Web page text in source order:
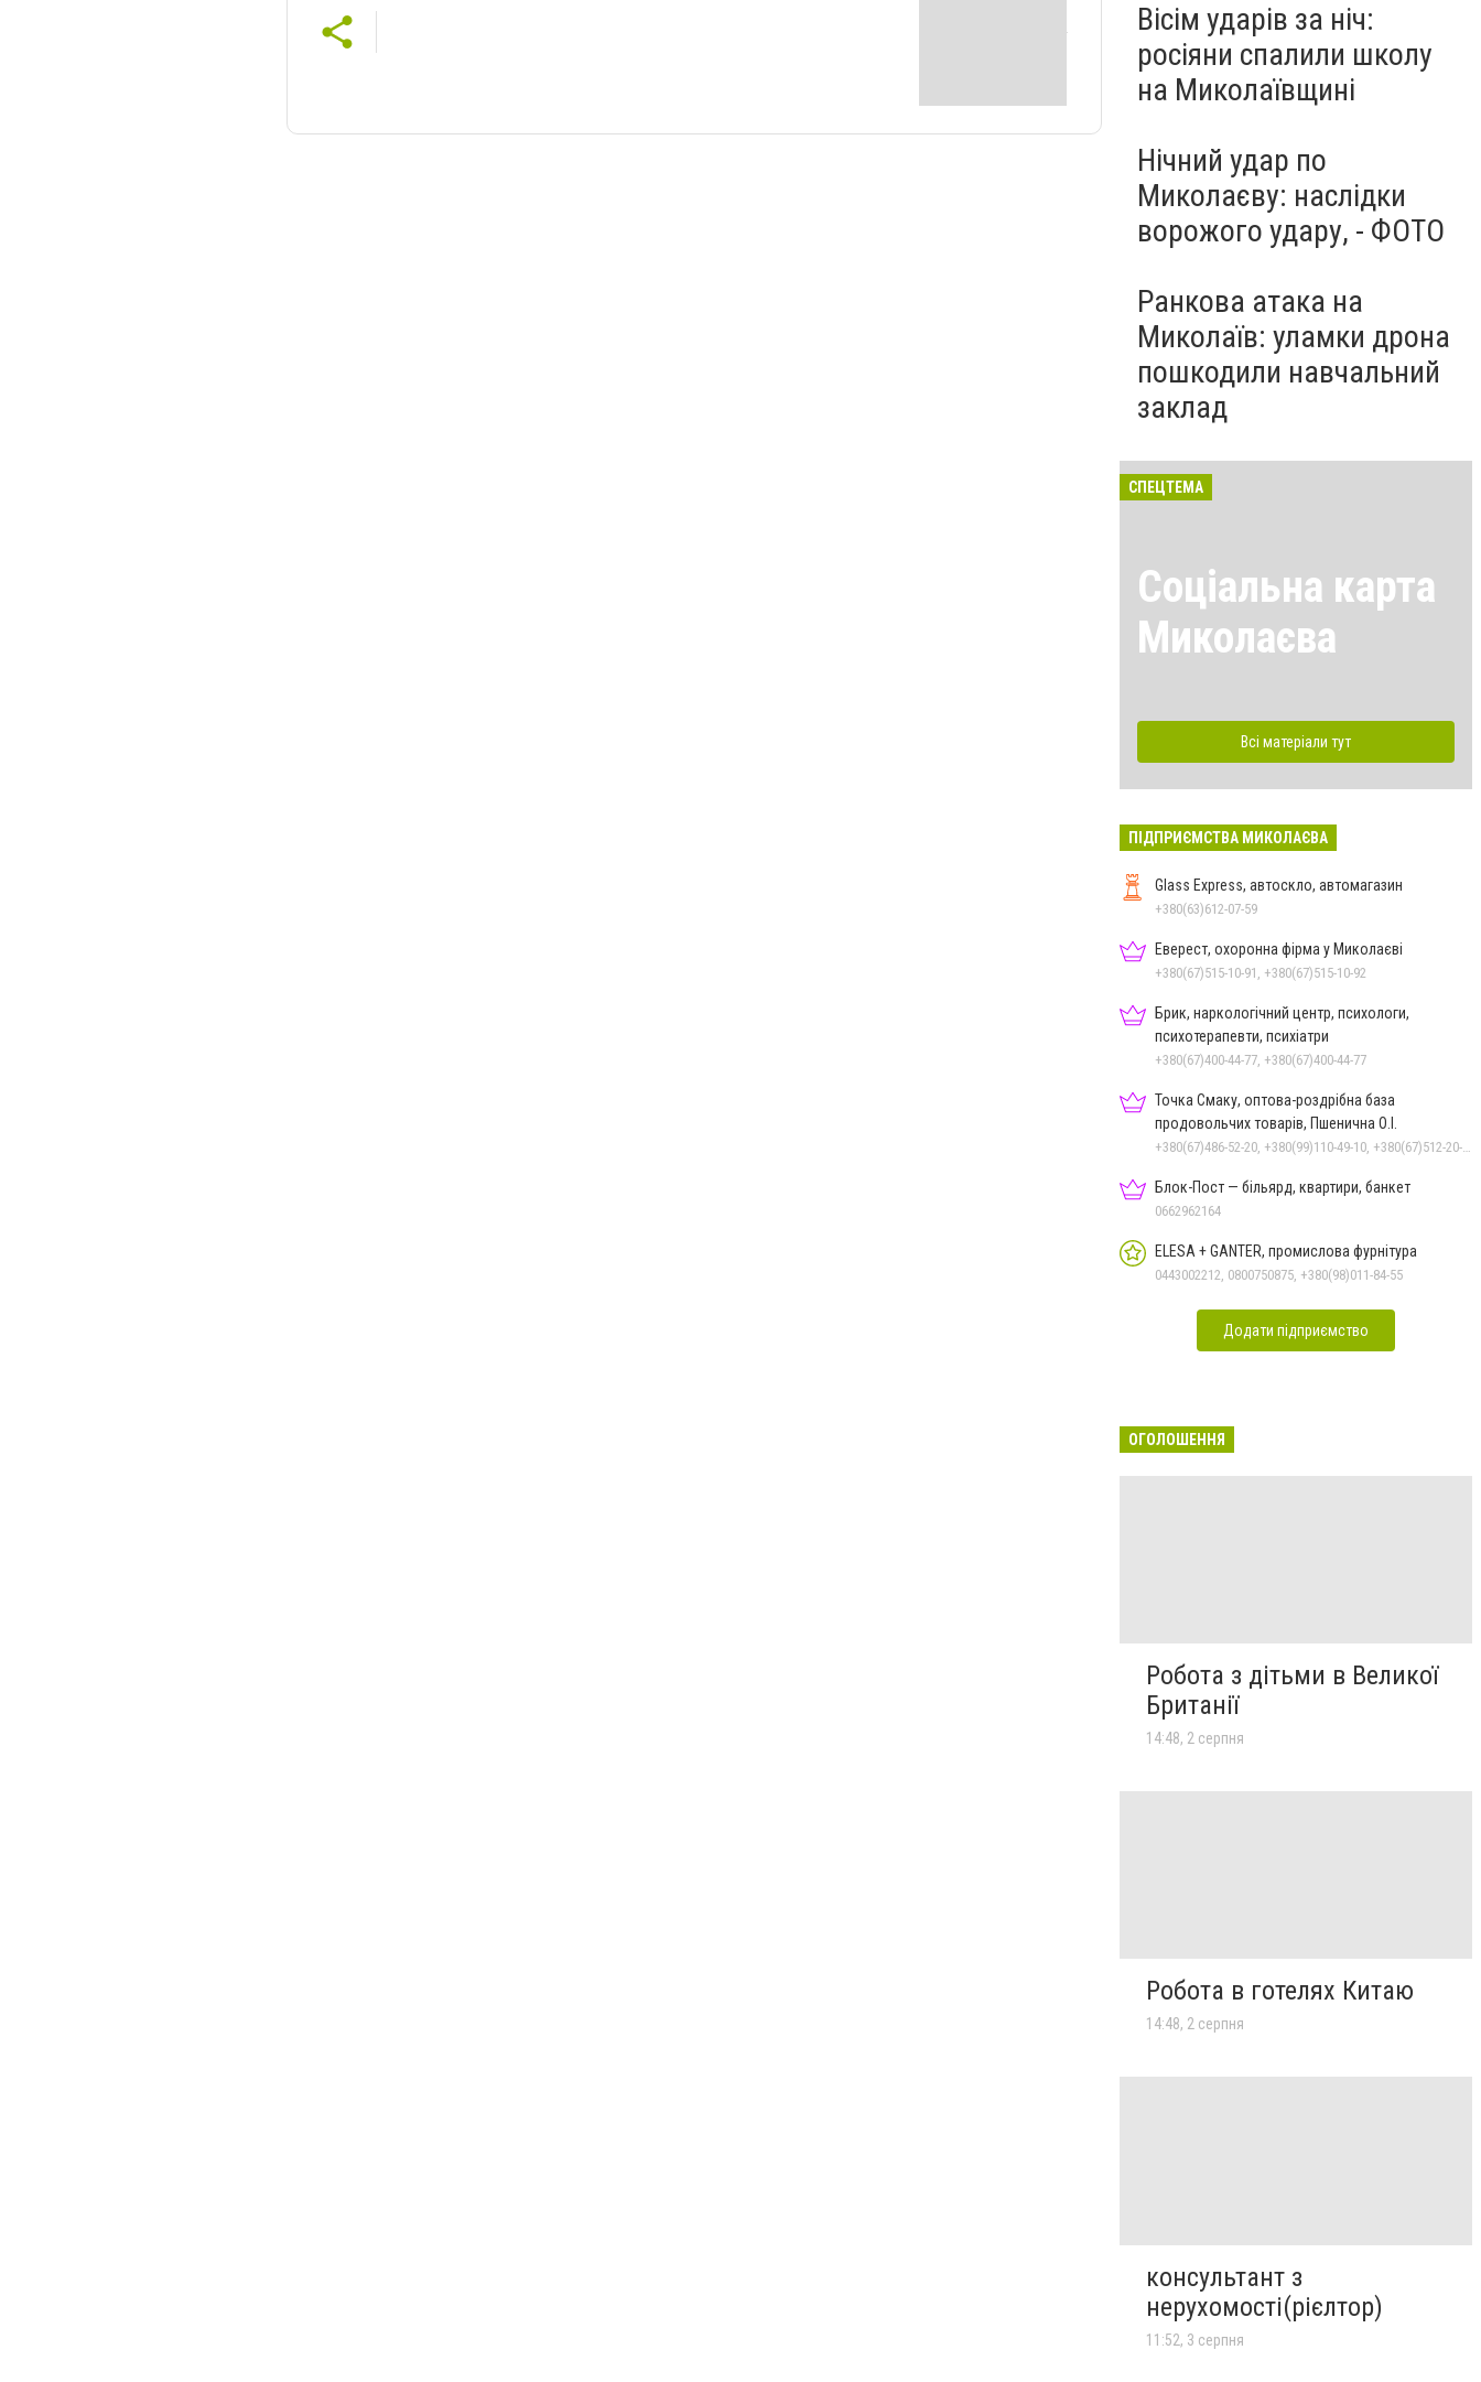
Вісім ударів за ніч:
росіяни спалили школу
на Миколаївщині
Нічний удар по
Миколаєву: наслідки
ворожого удару, - ФОТО
Ранкова атака на
Миколаїв: уламки дрона
пошкодили навчальний
заклад
СПЕЦТЕМА
Соціальна карта
Миколаєва
Всі матеріали тут
ПІДПРИЄМСТВА МИКОЛАЄВА
Glass Express, автоскло, автомагазин
+380(63)612-07-59
Еверест, охоронна фірма у Миколаєві
+380(67)515-10-91, +380(67)515-10-92
Брик, наркологічний центр, психологи,
психотерапевти, психіатри
+380(67)400-44-77, +380(67)400-44-77
Точка Смаку, оптова-роздрібна база
продовольчих товарів, Пшенична О.І.
Блок-Пост — більярд, квартири, банкет
0662962164
ELESA + GANTER, промислова фурнітура
0443002212, 0800750875, +380(98)011-84-55
Додати підприємство
ОГОЛОШЕННЯ
Робота з дітьми в Великої
Британії
14:48, 2 серпня
Робота в готелях Китаю
14:48, 2 серпня
консультант з
нерухомості(рієлтор)
11:52, 3 серпня